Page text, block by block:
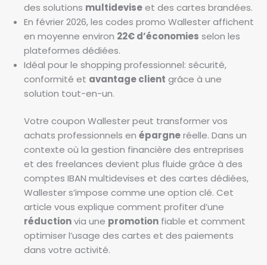
des solutions multideviseet des cartes brandées.
En février 2026, les codes promo Wallester affichent
en moyenne environ 22€ d’économies selon les
plateformes dédiées.
Idéal pour le shopping professionnel: sécurité,
conformité et avantage client grâce à une
solution tout-en-un.
Votre coupon Wallester peut transformer vos
achats professionnels en épargneréelle. Dans un
contexte où la gestion financière des entreprises
et des freelances devient plus fluide grâce à des
comptes IBAN multidevises et des cartes dédiées,
Wallester s’impose comme une option clé. Cet
article vous explique comment profiter d’une
réductionvia une promotion fiable et comment
optimiser l’usage des cartes et des paiements
dans votre activité.